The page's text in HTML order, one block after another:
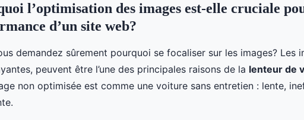
l’optimisation des images est-elle cruciale
d’un site web?
demandez sûrement pourquoi se focaliser sur les images? Les
peuvent être l’une des principales raisons de la lenteur de
non optimisée est comme une voiture sans entretien : lente,